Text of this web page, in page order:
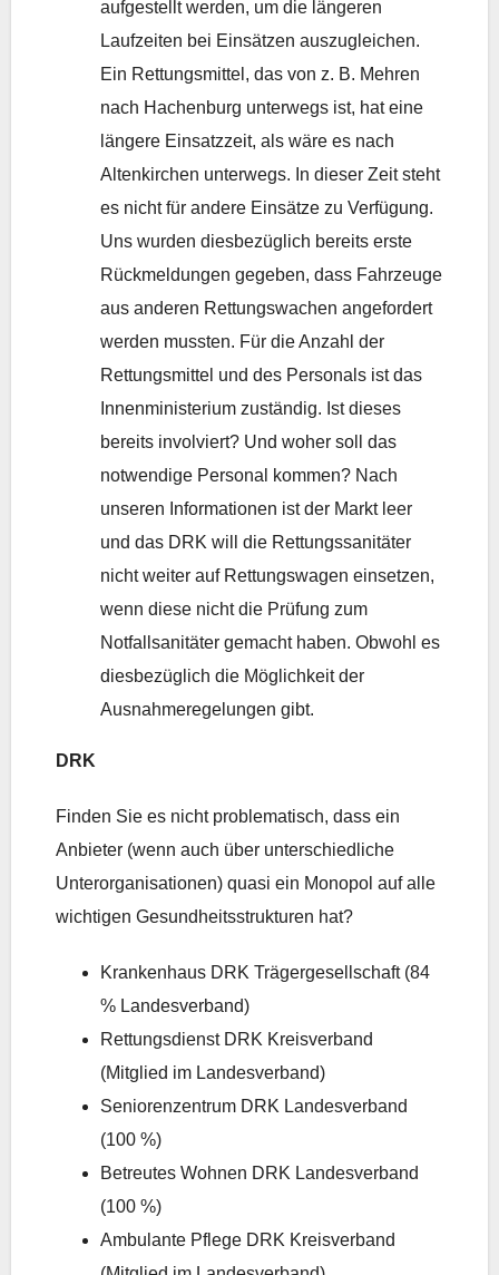
aufgestellt werden, um die längeren
Laufzeiten bei Einsätzen auszugleichen.
Ein Rettungsmittel, das von z. B. Mehren
nach Hachenburg unterwegs ist, hat eine
längere Einsatzzeit, als wäre es nach
Altenkirchen unterwegs. In dieser Zeit steht
es nicht für andere Einsätze zu Verfügung.
Uns wurden diesbezüglich bereits erste
Rückmeldungen gegeben, dass Fahrzeuge
aus anderen Rettungswachen angefordert
werden mussten. Für die Anzahl der
Rettungsmittel und des Personals ist das
Innenministerium zuständig. Ist dieses
bereits involviert? Und woher soll das
notwendige Personal kommen? Nach
unseren Informationen ist der Markt leer
und das DRK will die Rettungssanitäter
nicht weiter auf Rettungswagen einsetzen,
wenn diese nicht die Prüfung zum
Notfallsanitäter gemacht haben. Obwohl es
diesbezüglich die Möglichkeit der
Ausnahmeregelungen gibt.
DRK
Finden Sie es nicht problematisch, dass ein
Anbieter (wenn auch über unterschiedliche
Unterorganisationen) quasi ein Monopol auf alle
wichtigen Gesundheitsstrukturen hat?
Krankenhaus DRK Trägergesellschaft (84
% Landesverband)
Rettungsdienst DRK Kreisverband
(Mitglied im Landesverband)
Seniorenzentrum DRK Landesverband
(100 %)
Betreutes Wohnen DRK Landesverband
(100 %)
Ambulante Pflege DRK Kreisverband